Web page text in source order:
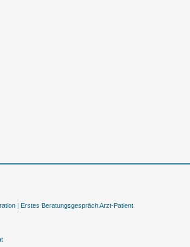
| Erstes Beratungsgespräch Arzt-Patient